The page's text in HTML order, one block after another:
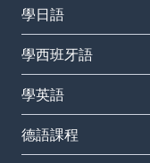
學日語
學西班牙語
學英語
德語課程